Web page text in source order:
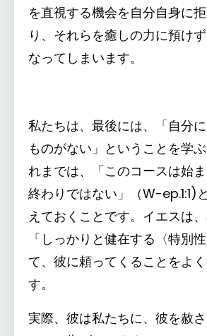
を直視する機会を自分自身に
り、それらを癒しの力に預け
なってしまいます。
私たちは、最後には、「自分
ものがない」ということを学
れまでは、「このコースは始ま
終わりではない」（W-ep.1:1)
えておくことです。イエスは、
「しっかりと健在する〈特別
て、彼に頼ってくることをよ
す。
実際、彼は私たちに、彼を赦